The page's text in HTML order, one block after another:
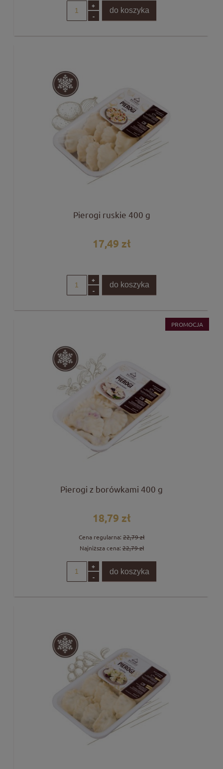
+
-
do koszyka
Pierogi ruskie 400 g
17,49 zł
+
-
do koszyka
Pierogi z borówkami 400 g
18,79 zł
Cena regularna: 22,79 zł
Najniższa cena:22,79 zł
+
-
do koszyka
PROMOCJA